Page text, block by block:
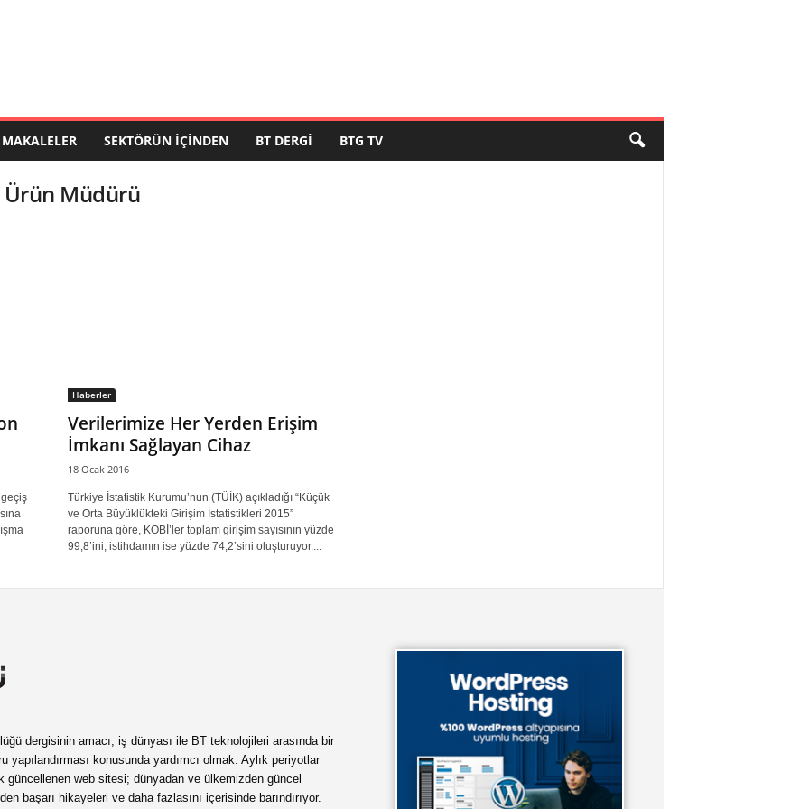
MAKALELER SEKTÖRÜN İÇINDEN BT DERGI BTG TV
Ürün Müdürü
Haberler
Verilerimize Her Yerden Erişim
İmkanı Sağlayan Cihaz
18 Ocak 2016
Türkiye İstatistik Kurumu’nun (TÜİK) açıkladığı “Küçük
ve Orta Büyüklükteki Girişim İstatistikleri 2015”
raporuna göre, KOBİ’ler toplam girişim sayısının yüzde
99,8’ini, istihdamın ise yüzde 74,2’sini oluşturuyor....
dergisinin amacı; iş dünyası ile BT teknolojileri arasında bir
yapılandırması konusunda yardımcı olmak. Aylık periyotlar
güncellenen web sitesi; dünyadan ve ülkemizden güncel
başarı hikayeleri ve daha fazlasını içerisinde barındırıyor.